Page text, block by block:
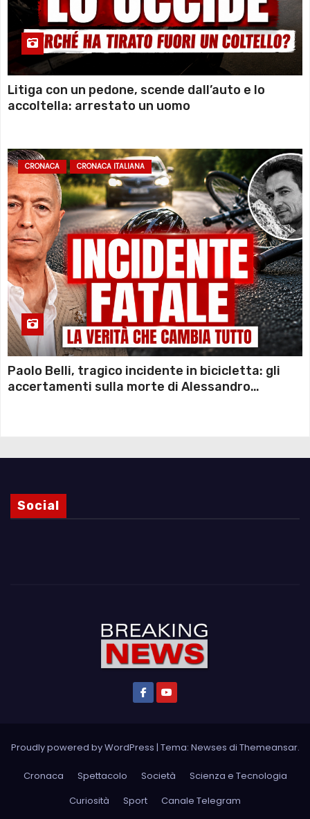
Litiga con un pedone, scende dall’auto e lo
accoltella: arrestato un uomo
CRONACA CRONACA ITALIANA
Paolo Belli, tragico incidente in bicicletta: gli
accertamenti sulla morte di Alessandro
Social
Proudly powered by WordPress | Tema: Newses di Themeansar.
Cronaca Spettacolo Società
Scienza e Tecnologia
Curiosità
Sport Canale Telegram